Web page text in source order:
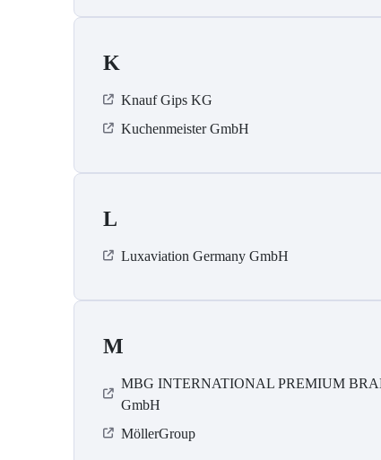
K
Knauf Gips KG
Kuchenmeister GmbH
L
Luxaviation Germany GmbH
M
MBG INTERNATIONAL PREMIUM
GmbH
MöllerGroup